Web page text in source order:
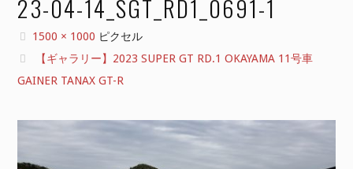
23-04-14_SGT_RD1_0691-1
フ
ル
サ
ズ
1500 × 1000 ピクセル
【ギャラリー】2023 SUPER GT RD.1 OKAYAMA 11号車
GAINER TANAX GT-R